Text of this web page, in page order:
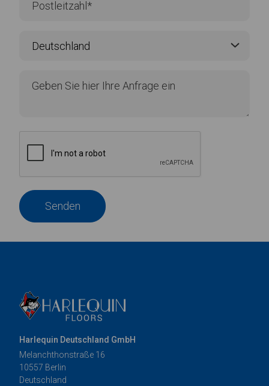
Senden
Harlequin Deutschland GmbH
Melanchthonstraße 16
10557 Berlin
Deutschland